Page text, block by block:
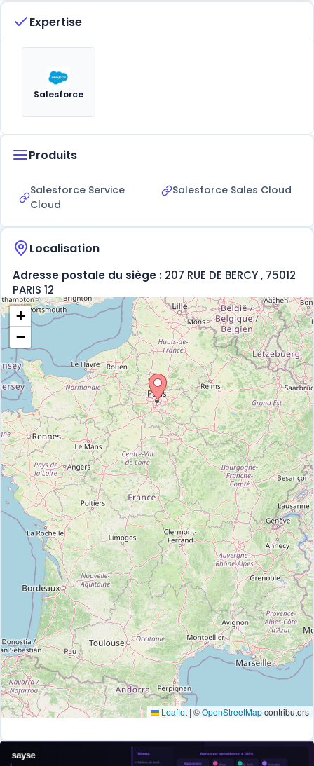
également aux solutions de facturation Salesforce,
solution de paiement GoCardLess, intégrant une gestion
logiciels tels que Conga Composer, Conga Sign, et Conga
Contract, ainsi que DocuSign et Salesforce CPQ, témoigne
services, de l'automatisation des documents à la gestion
des contrats, en passant par la signature électronique et
la configuration de produits. Cloud Girafe se positionne
ainsi comme un partenaire de choix pour les entreprises
garantissant une intégration efficace et une utilisation
optimale des fonctionnalités CRM.
Expertise
Salesforce
Produits
Salesforce Service
Cloud
Salesforce Sales Cloud
Localisation
Adresse postale du siège : 207 RUE DE BERCY , 75012
PARIS 12
+
−
Leaflet | ©OpenStreetMapcontributors